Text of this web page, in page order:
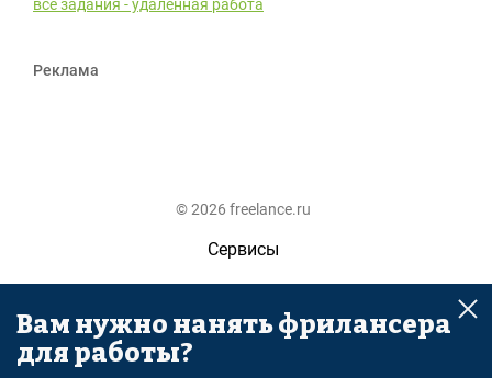
все задания - удаленная работа
Реклама
© 2026 freelance.ru
Сервисы
Помощь
Поиск
Вам нужно нанять фрилансера
для работы?